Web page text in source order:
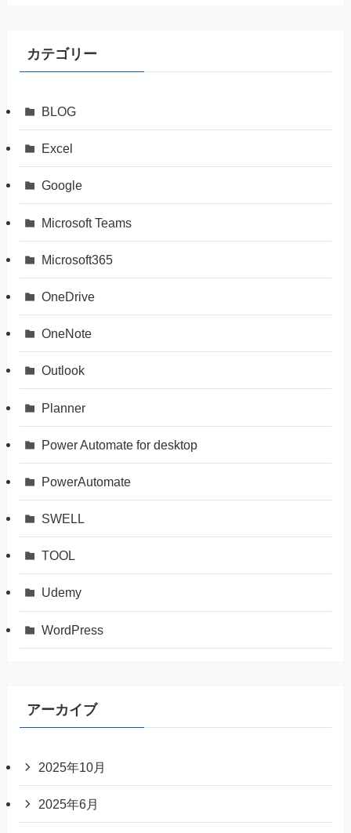
カテゴリー
BLOG
Excel
Google
Microsoft Teams
Microsoft365
OneDrive
OneNote
Outlook
Planner
Power Automate for desktop
PowerAutomate
SWELL
TOOL
Udemy
WordPress
アーカイブ
2025年10月
2025年6月